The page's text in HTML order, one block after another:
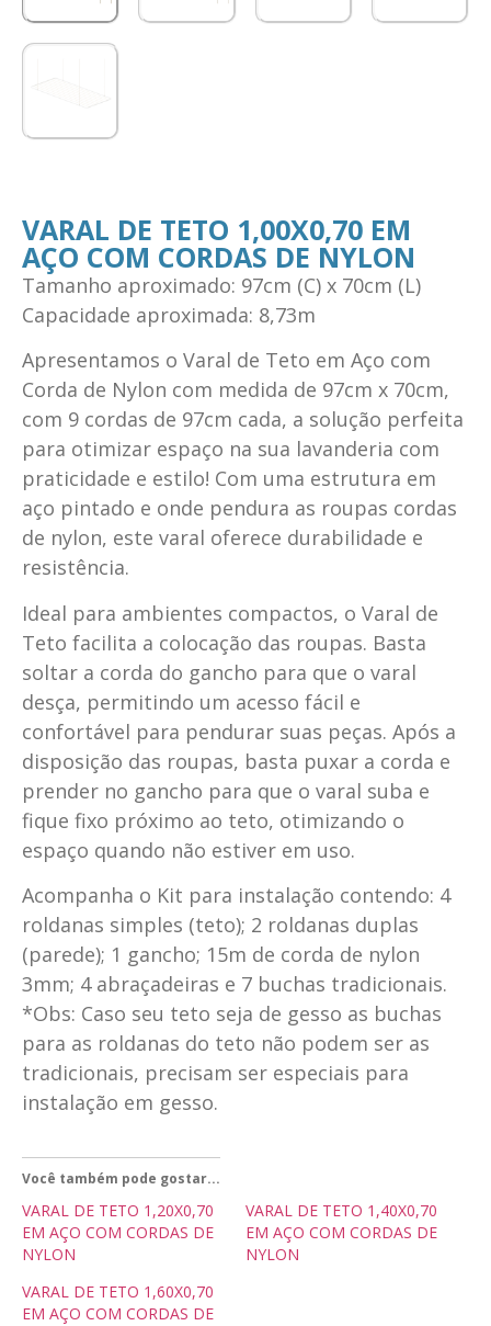
VARAL DE TETO 1,00X0,70 EM
AÇO COM CORDAS DE NYLON
Tamanho aproximado: 97cm (C) x 70cm (L)
Capacidade aproximada: 8,73m
Apresentamos o Varal de Teto em Aço com
Corda de Nylon com medida de 97cm x 70cm,
com 9 cordas de 97cm cada, a solução perfeita
para otimizar espaço na sua lavanderia com
praticidade e estilo! Com uma estrutura em
aço pintado e onde pendura as roupas cordas
de nylon, este varal oferece durabilidade e
resistência.
Ideal para ambientes compactos, o Varal de
Teto facilita a colocação das roupas. Basta
soltar a corda do gancho para que o varal
desça, permitindo um acesso fácil e
confortável para pendurar suas peças. Após a
disposição das roupas, basta puxar a corda e
prender no gancho para que o varal suba e
fique fixo próximo ao teto, otimizando o
espaço quando não estiver em uso.
Acompanha o Kit para instalação contendo: 4
roldanas simples (teto); 2 roldanas duplas
(parede); 1 gancho; 15m de corda de nylon
3mm; 4 abraçadeiras e 7 buchas tradicionais.
*Obs: Caso seu teto seja de gesso as buchas
para as roldanas do teto não podem ser as
tradicionais, precisam ser especiais para
instalação em gesso.
Você também pode gostar...
VARAL DE TETO 1,20X0,70
EM AÇO COM CORDAS DE
NYLON
VARAL DE TETO 1,40X0,70
EM AÇO COM CORDAS DE
NYLON
VARAL DE TETO 1,60X0,70
EM AÇO COM CORDAS DE